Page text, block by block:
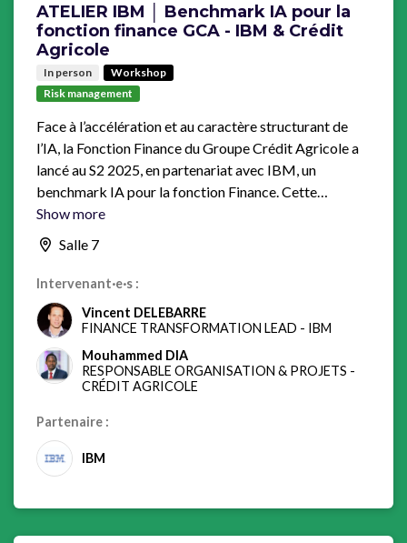
ATELIER IBM │ Benchmark IA pour la
fonction finance GCA - IBM & Crédit
Agricole
In person
Workshop
Risk management
Face à l’accélération et au caractère structurant de
l’IA, la Fonction Finance du Groupe Crédit Agricole a
lancé au S2 2025, en partenariat avec IBM, un
benchmark IA pour la fonction Finance. Cette
démarche qui a impliqué toutes les entités du Groupe
Crédit Agricole et 15 établissements dans les
secteurs banque, assurance et corporate, avait pour
objectif d’évaluer le niveau de maturité des usages de
l’IA par les directions financières, en cartographiant
les tendances, en recensant les cas d’usage concrets et
en identifiant les pratiques adoptées par les pairs, afin
de nourrir les réflexions stratégiques. • Cette
initiative s’inscrit parfaitement dans le cadre du
ACT 2028 qui ambitionne d’accélérer les usages, la
mutualisation et le déploiement de l’IA à l’échelle pour
sécuriser les processus et améliorer l’efficacité
Show more
Salle 7
Intervenant·e·s :
Vincent DELEBARRE
FINANCE TRANSFORMATION LEAD - IBM
Mouhammed DIA
RESPONSABLE ORGANISATION & PROJETS -
CRÉDIT AGRICOLE
Partenaire :
IBM